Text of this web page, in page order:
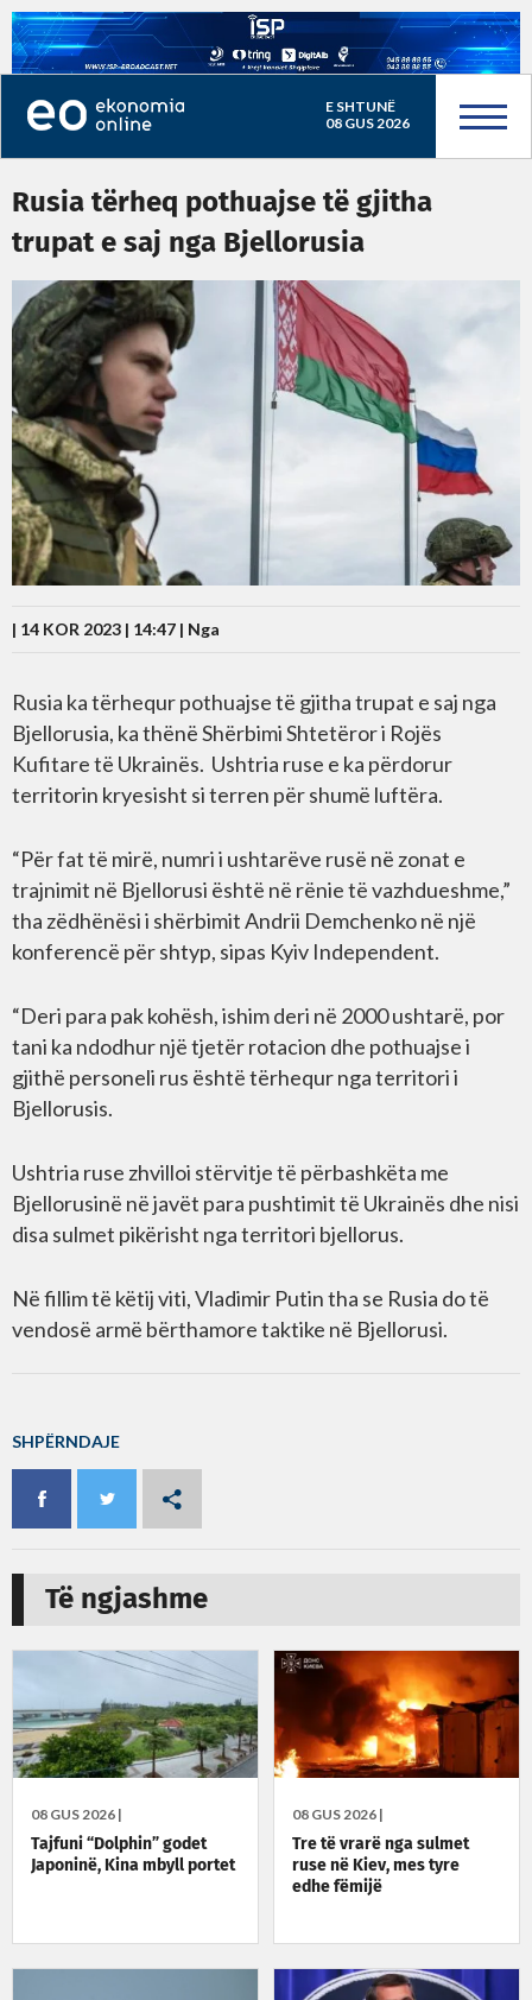
E SHTUNË
08 GUS 2026
Rusia tërheq pothuajse të gjitha
trupat e saj nga Bjellorusia
| 14 KOR 2023 | 14:47 | Nga
Rusia ka tërhequr pothuajse të gjitha trupat e saj nga
Bjellorusia, ka thënë Shërbimi Shtetëror i Rojës
Kufitare të Ukrainës. Ushtria ruse e ka përdorur
territorin kryesisht si terren për shumë luftëra.
“Për fat të mirë, numri i ushtarëve rusë në zonat e
trajnimit në Bjellorusi është në rënie të vazhdueshme,”
tha zëdhënësi i shërbimit Andrii Demchenko në një
konferencë për shtyp, sipas Kyiv Independent.
“Deri para pak kohësh, ishim deri në 2000 ushtarë, por
tani ka ndodhur një tjetër rotacion dhe pothuajse i
gjithë personeli rus është tërhequr nga territori i
Bjellorusis.
Ushtria ruse zhvilloi stërvitje të përbashkëta me
Bjellorusinë në javët para pushtimit të Ukrainës dhe nisi
disa sulmet pikërisht nga territori bjellorus.
Në fillim të këtij viti, Vladimir Putin tha se Rusia do të
vendosë armë bërthamore taktike në Bjellorusi.
SHPËRNDAJE
Të ngjashme
08 GUS 2026 |
Tajfuni “Dolphin” godet
Japoninë, Kina mbyll portet
08 GUS 2026 |
Tre të vrarë nga sulmet
ruse në Kiev, mes tyre
edhe fëmijë